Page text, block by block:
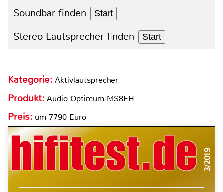
Soundbar finden Start
Stereo Lautsprecher finden Start
Kategorie: Aktivlautsprecher
Produkt: Audio Optimum MS8EH
Preis: um 7790 Euro
3/2019